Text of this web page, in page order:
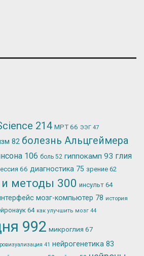
214 МРТ66 ЭЭГ 47
82 болезнь Альцгеймера
106 боль 52 гиппокамп 93 глия
66 диагностика 75 зрение 62
методы 300 инсульт 64
мозг-компьютер 78 история
64 как улучшить мозг 44
992 микроглия 67
41 нейрогенетика 83